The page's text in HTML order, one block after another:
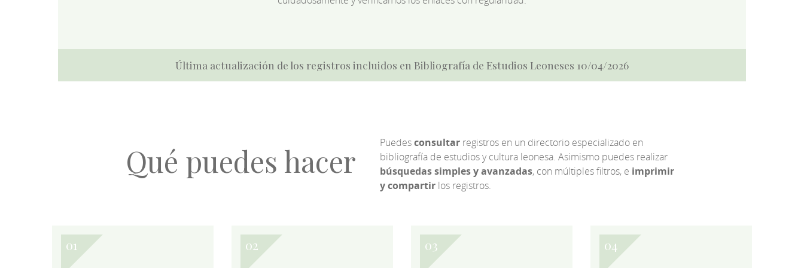
Última actualización de los registros incluidos en Bibliografía de Estudios Leoneses 10/04/2026
Qué puedes hacer Puedesconsultarregistros en un directorio especializado en
bibliografía de estudios y cultura leonesa. Asimismo puedes realizar
búsquedas simples y avanzadas, con múltiples filtros, e imprimir
y compartirlos registros.